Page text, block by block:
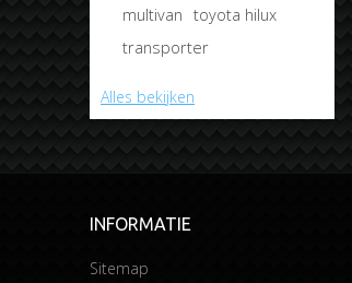
multivan toyota hilux
transporter
Alles bekijken
INFORMATIE
Sitemap